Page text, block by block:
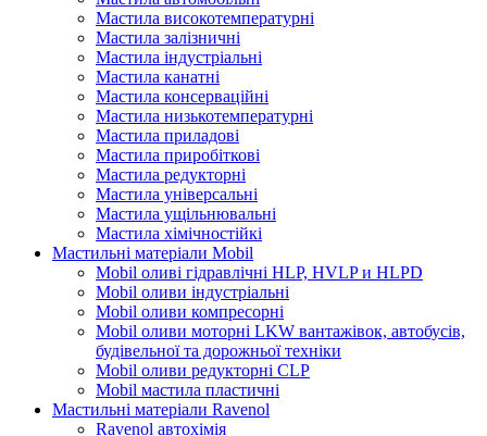
Мастила високотемпературні
Мастила залізничні
Мастила індустріальні
Мастила канатні
Мастила консерваційні
Мастила низькотемпературні
Мастила приладові
Мастила приробіткові
Мастила редукторні
Мастила універсальні
Мастила ущільнювальні
Мастила хімічностійкі
Мастильні матеріали Mobil
Mobil оливі гідравлічні HLP, HVLP и HLPD
Mobil оливи індустріальні
Mobil оливи компресорні
Mobil оливи моторні LKW вантажівок, автобусів,
будівельної та дорожньої техніки
Mobil оливи редукторні CLP
Mobil мастила пластичні
Мастильні матеріали Ravenol
Ravenol автохімія